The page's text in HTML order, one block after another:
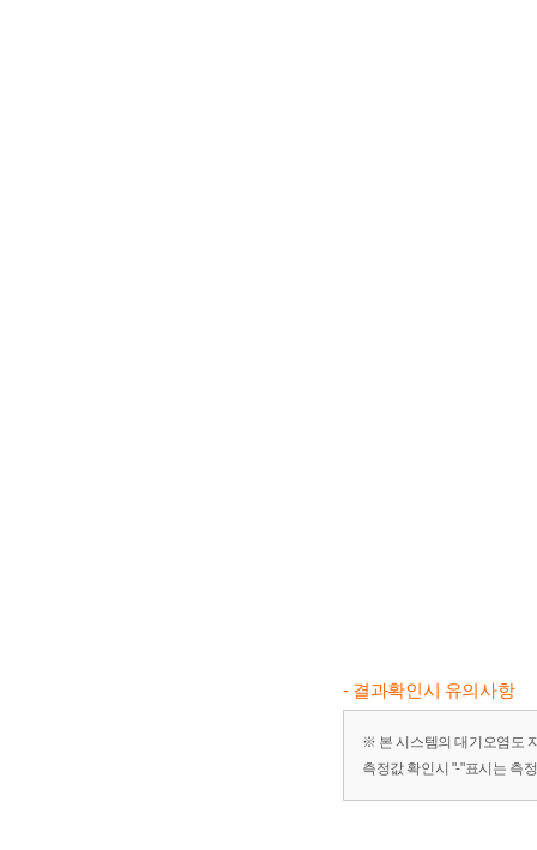
- 결과확인시 유의사항
※ 본 시스템의 대기오염도
측정값 확인시 "-"표시는 측